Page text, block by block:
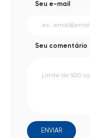
Seu e-mail
Seu comentário
ENVIAR